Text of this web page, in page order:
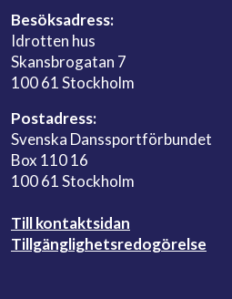
Besöksadress:
Idrotten hus
Skansbrogatan 7
100 61 Stockholm
Postadress:
Svenska Danssportförbundet
Box 110 16
100 61 Stockholm
Till kontaktsidan
Tillgänglighetsredogörelse